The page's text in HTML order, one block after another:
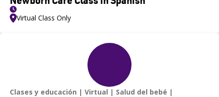
Virtual Class Only
Clases y educación Virtual
Salud del bebé